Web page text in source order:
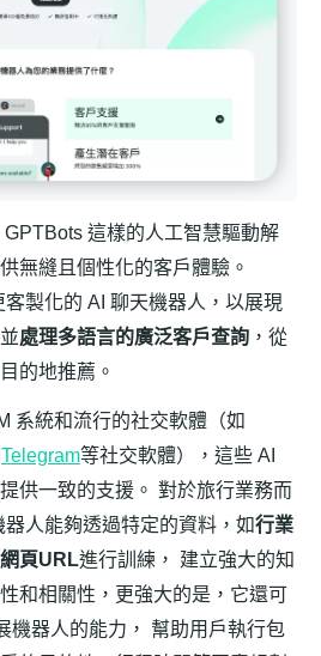
這樣的人工智慧驅動解
無縫且個性化的客戶體驗。
製化的 AI 聊天機器人，以展現
處理多語言的廣泛客戶查詢 ，從
的地推薦。
系統和流行的社交軟體（如
Telegram等社交軟體），這些 AI
供一致的支援。 對於旅行業務而
人能夠透過特定的資料，如行業
網頁URL進行訓練， 建立強大的知
和相關性，更強大的是，它還可
機器人的能力， 幫助用戶執行包